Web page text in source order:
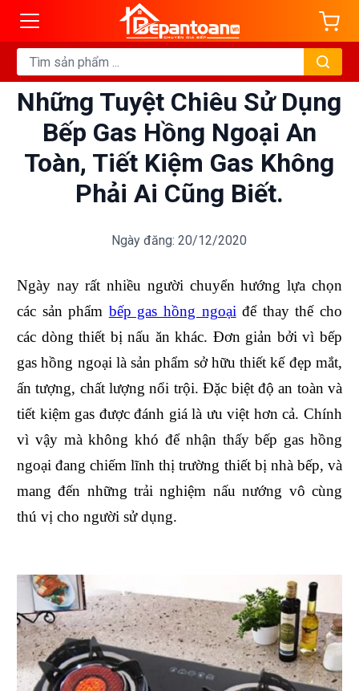
Những Tuyệt Chiêu Sử Dụng
Bếp Gas Hồng Ngoại An
Toàn, Tiết Kiệm Gas Không
Phải Ai Cũng Biết.
Ngày đăng: 20/12/2020
Ngày nay rất nhiều người chuyển hướng lựa chọn
các sản phẩm bếp gas hồng ngoại để thay thế cho
các dòng thiết bị nấu ăn khác. Đơn giản bởi vì bếp
gas hồng ngoại là sản phẩm sở hữu thiết kế đẹp mắt,
ấn tượng, chất lượng nổi trội. Đặc biệt độ an toàn và
tiết kiệm gas được đánh giá là ưu việt hơn cả. Chính
vì vậy mà không khó để nhận thấy bếp gas hồng
ngoại đang chiếm lĩnh thị trường thiết bị nhà bếp, và
mang đến những trải nghiệm nấu nướng vô cùng
thú vị cho người sử dụng.